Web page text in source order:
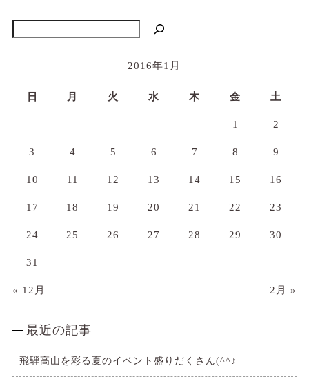
2016年1月
日 月 火 水 木 金 土
1 2
3 4 5 6 7 8 9
10 11 12 13 14 15 16
17 18 19 20 21 22 23
24 25 26 27 28 29 30
31
« 12月 2月 »
最近の記事
飛騨高山を彩る夏のイベント盛りだくさん(^^♪